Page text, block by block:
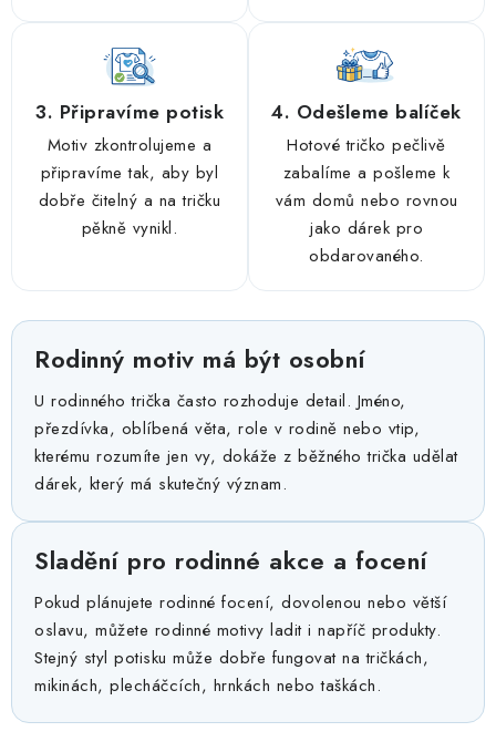
3. Připravíme potisk
Motiv zkontrolujeme a
připravíme tak, aby byl
dobře čitelný a na tričku
pěkně vynikl.
4. Odešleme balíček
Hotové tričko pečlivě
zabalíme a pošleme k
vám domů nebo rovnou
jako dárek pro
obdarovaného.
Rodinný motiv má být osobní
U rodinného trička často rozhoduje detail. Jméno,
přezdívka, oblíbená věta, role v rodině nebo vtip,
kterému rozumíte jen vy, dokáže z běžného trička udělat
dárek, který má skutečný význam.
Sladění pro rodinné akce a focení
Pokud plánujete rodinné focení, dovolenou nebo větší
oslavu, můžete rodinné motivy ladit i napříč produkty.
Stejný styl potisku může dobře fungovat na tričkách,
mikinách, plecháčcích, hrnkách nebo taškách.